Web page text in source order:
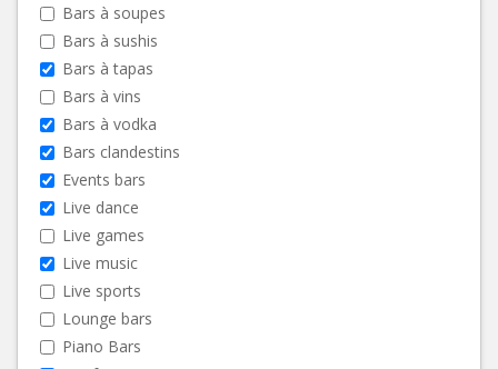
Bars à soupes
Bars à sushis
Bars à tapas
Bars à vins
Bars à vodka
Bars clandestins
Events bars
Live dance
Live games
Live music
Live sports
Lounge bars
Piano Bars